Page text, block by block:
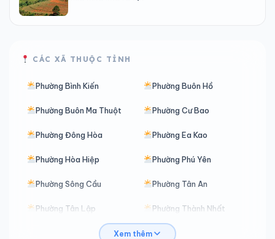
CÁC XÃ THUỘC TỈNH
Phường Bình Kiến Phường Buôn Hồ
Phường Buôn Ma Thuột Phường Cư Bao
Phường Đông Hòa Phường Ea Kao
Phường Hòa Hiệp Phường Phú Yên
Phường Sông Cầu Phường Tân An
Phường Tân Lập Phường Thành Nhất
Phường Xuân Đài
Xem thêm